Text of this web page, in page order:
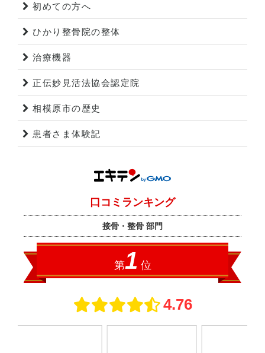
初めての方へ
ひかり整骨院の整体
治療機器
正伝妙見活法協会認定院
相模原市の歴史
患者さま体験記